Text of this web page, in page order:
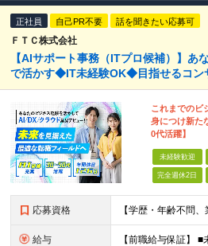
正社員 自己PR不要 話を聞きたい応募可
ＦＴＣ株式会社
【AIサポート事務（ITプロ候補）】あ
で活かす◆IT未経験OK◆目指せるコン
これまでのビ
身につけ新た
0代活躍】
未経験歓迎
完全週休2日
応募資格
給与